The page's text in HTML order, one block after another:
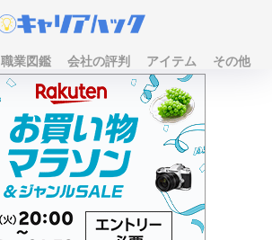
職業図鑑 会社の評判 アイテム その他